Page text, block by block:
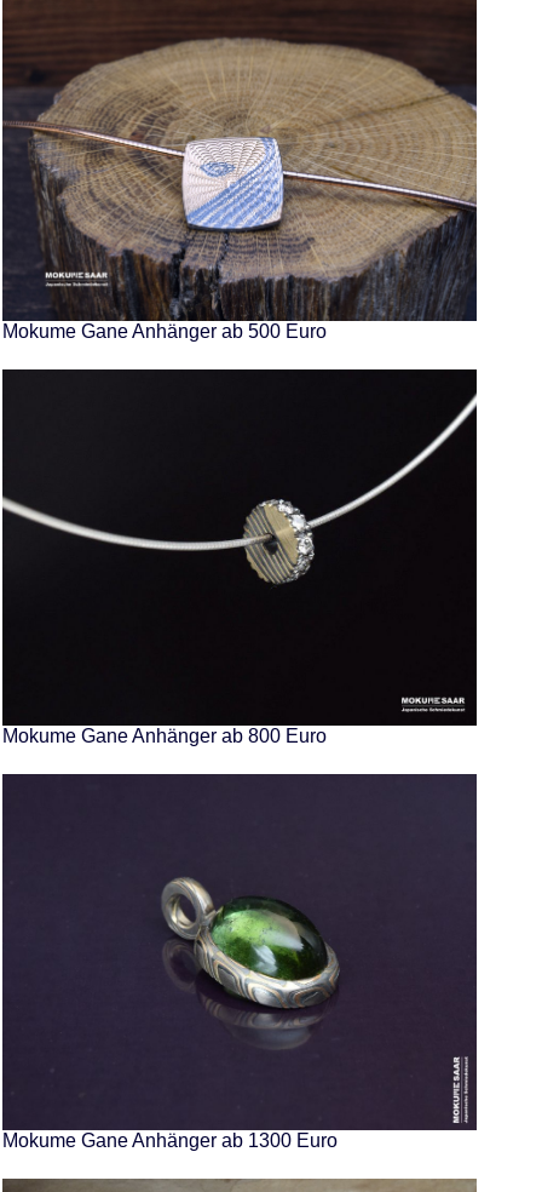
Mokume Gane Anhänger ab 500 Euro
Mokume Gane Anhänger ab 800 Euro
Mokume Gane Anhänger ab 1300 Euro